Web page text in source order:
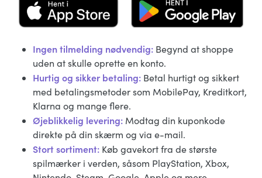
Ingen tilmelding nødvendig: Begynd at shoppe
uden at skulle oprette en konto.
Hurtig og sikker betaling: Betal hurtigt og sikkert
med betalingsmetoder som MobilePay, Kreditkort,
Klarna og mange flere.
Øjeblikkelig levering: Modtag din kuponkode
direkte på din skærm og via e-mail.
Stort sortiment: Køb gavekort fra de største
spilmærker i verden, såsom PlayStation, Xbox,